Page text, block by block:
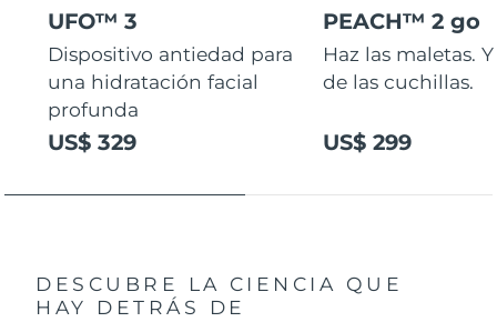
UFO™ 3
Dispositivo antiedad para
una hidratación facial
profunda
US$ 329
PEACH™ 2 go
Haz las maletas.
de las cuchillas.
US$ 299
DESCUBRE LA CIENCIA QUE
HAY DETRÁS DE